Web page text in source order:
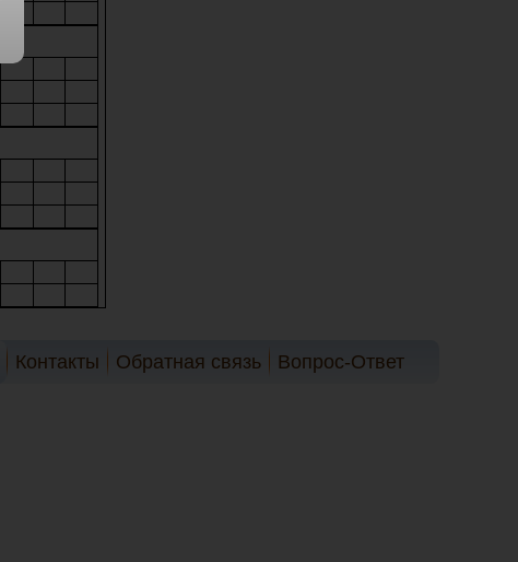
Контакты Обратная связь Вопрос-Ответ